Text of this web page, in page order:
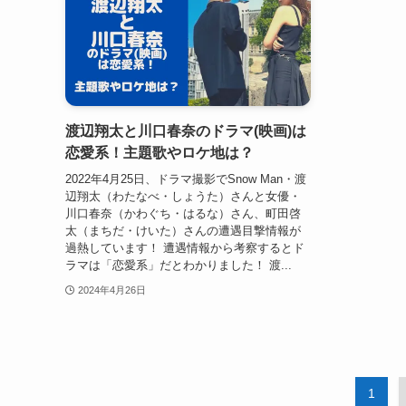
渡辺翔太と川口春奈のドラマ(映画)は
恋愛系！主題歌やロケ地は？
2022年4月25日、ドラマ撮影でSnow Man・渡
辺翔太（わたなべ・しょうた）さんと女優・
川口春奈（かわぐち・はるな）さん、町田啓
太（まちだ・けいた）さんの遭遇目撃情報が
過熱しています！ 遭遇情報から考察するとド
ラマは「恋愛系」だとわかりました！ 渡...
2024年4月26日
1